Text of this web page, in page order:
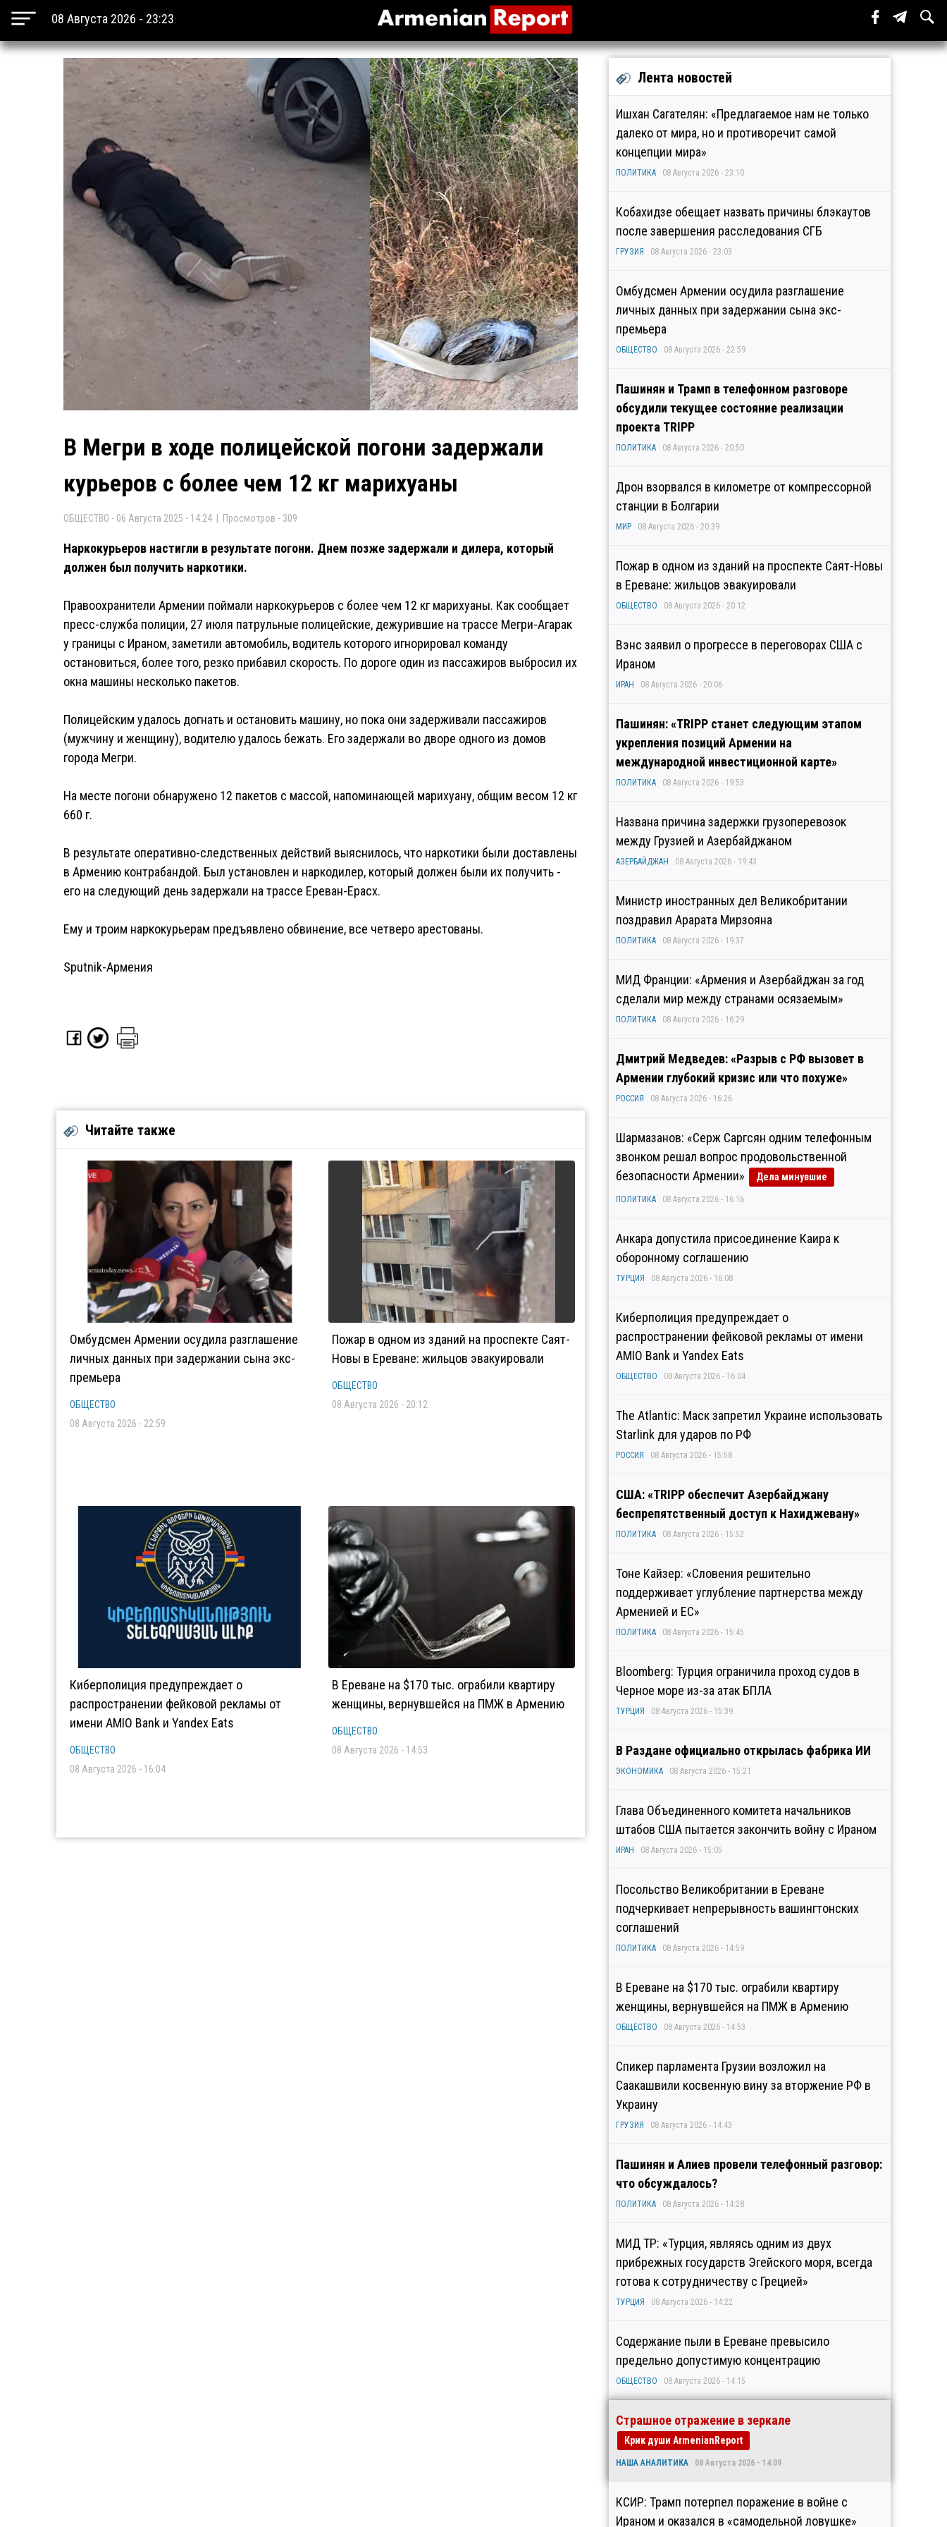
08 Августа 2026 - 23:23
В Мегри в ходе полицейской погони задержали
курьеров с более чем 12 кг марихуаны
ОБЩЕСТВО - 06 Августа 2025 - 14:24 | Просмотров - 309
Наркокурьеров настигли в результате погони. Днем позже задержали и дилера, который
должен был получить наркотики.
Правоохранители Армении поймали наркокурьеров с более чем 12 кг марихуаны. Как сообщает
пресс-служба полиции, 27 июля патрульные полицейские, дежурившие на трассе Мегри-Агарак
у границы с Ираном, заметили автомобиль, водитель которого игнорировал команду
остановиться, более того, резко прибавил скорость. По дороге один из пассажиров выбросил их
окна машины несколько пакетов.
Полицейским удалось догнать и остановить машину, но пока они задерживали пассажиров
(мужчину и женщину), водителю удалось бежать. Его задержали во дворе одного из домов
города Мегри.
На месте погони обнаружено 12 пакетов с массой, напоминающей марихуану, общим весом 12 кг
660 г.
В результате оперативно-следственных действий выяснилось, что наркотики были доставлены
в Армению контрабандой. Был установлен и наркодилер, который должен были их получить -
его на следующий день задержали на трассе Ереван-Ерасх.
Ему и троим наркокурьерам предъявлено обвинение, все четверо арестованы.
Sputnik-Армения
Читайте также
Омбудсмен Армении осудила разглашение
личных данных при задержании сына экс-
премьера
ОБЩЕСТВО
08 Августа 2026 - 22:59
Пожар в одном из зданий на проспекте Саят-
Новы в Ереване: жильцов эвакуировали
ОБЩЕСТВО
08 Августа 2026 - 20:12
Киберполиция предупреждает о
распространении фейковой рекламы от
имени AMIO Bank и Yandex Eats
ОБЩЕСТВО
08 Августа 2026 - 16:04
В Ереване на $170 тыс. ограбили квартиру
женщины, вернувшейся на ПМЖ в Армению
ОБЩЕСТВО
08 Августа 2026 - 14:53
Лента новостей
Ишхан Сагателян: «Предлагаемое нам не только
далеко от мира, но и противоречит самой
концепции мира»
ПОЛИТИКА 08 Августа 2026 - 23:10
Кобахидзе обещает назвать причины блэкаутов
после завершения расследования СГБ
ГРУЗИЯ 08 Августа 2026 - 23:03
Омбудсмен Армении осудила разглашение
личных данных при задержании сына экс-
премьера
ОБЩЕСТВО 08 Августа 2026 - 22:59
Пашинян и Трамп в телефонном разговоре
обсудили текущее состояние реализации
проекта TRIPP
ПОЛИТИКА 08 Августа 2026 - 20:50
Дрон взорвался в километре от компрессорной
станции в Болгарии
МИР 08 Августа 2026 - 20:39
Пожар в одном из зданий на проспекте Саят-Новы
в Ереване: жильцов эвакуировали
ОБЩЕСТВО 08 Августа 2026 - 20:12
Вэнс заявил о прогрессе в переговорах США с
Ираном
ИРАН 08 Августа 2026 - 20:06
Пашинян: «TRIPP станет следующим этапом
укрепления позиций Армении на
международной инвестиционной карте»
ПОЛИТИКА 08 Августа 2026 - 19:53
Названа причина задержки грузоперевозок
между Грузией и Азербайджаном
АЗЕРБАЙДЖАН 08 Августа 2026 - 19:43
Министр иностранных дел Великобритании
поздравил Арарата Мирзояна
ПОЛИТИКА 08 Августа 2026 - 19:37
МИД Франции: «Армения и Азербайджан за год
сделали мир между странами осязаемым»
ПОЛИТИКА 08 Августа 2026 - 16:29
Дмитрий Медведев: «Разрыв с РФ вызовет в
Армении глубокий кризис или что похуже»
РОССИЯ 08 Августа 2026 - 16:26
Шармазанов: «Серж Саргсян одним телефонным
звонком решал вопрос продовольственной
безопасности Армении»
Дела минувшие
ПОЛИТИКА 08 Августа 2026 - 16:16
Анкара допустила присоединение Каира к
оборонному соглашению
ТУРЦИЯ 08 Августа 2026 - 16:08
Киберполиция предупреждает о
распространении фейковой рекламы от имени
AMIO Bank и Yandex Eats
ОБЩЕСТВО 08 Августа 2026 - 16:04
The Atlantic: Маск запретил Украине использовать
Starlink для ударов по РФ
РОССИЯ 08 Августа 2026 - 15:58
США: «TRIPP обеспечит Азербайджану
беспрепятственный доступ к Нахиджевану»
ПОЛИТИКА 08 Августа 2026 - 15:52
Тоне Кайзер: «Словения решительно
поддерживает углубление партнерства между
Арменией и ЕС»
ПОЛИТИКА 08 Августа 2026 - 15:45
Bloomberg: Турция ограничила проход судов в
Черное море из-за атак БПЛА
ТУРЦИЯ 08 Августа 2026 - 15:39
В Раздане официально открылась фабрика ИИ
ЭКОНОМИКА 08 Августа 2026 - 15:21
Глава Объединенного комитета начальников
штабов США пытается закончить войну с Ираном
ИРАН 08 Августа 2026 - 15:05
Посольство Великобритании в Ереване
подчеркивает непрерывность вашингтонских
соглашений
ПОЛИТИКА 08 Августа 2026 - 14:59
В Ереване на $170 тыс. ограбили квартиру
женщины, вернувшейся на ПМЖ в Армению
ОБЩЕСТВО 08 Августа 2026 - 14:53
Спикер парламента Грузии возложил на
Саакашвили косвенную вину за вторжение РФ в
Украину
ГРУЗИЯ 08 Августа 2026 - 14:43
Пашинян и Алиев провели телефонный разговор:
что обсуждалось?
ПОЛИТИКА 08 Августа 2026 - 14:28
МИД ТР: «Турция, являясь одним из двух
прибрежных государств Эгейского моря, всегда
готова к сотрудничеству с Грецией»
ТУРЦИЯ 08 Августа 2026 - 14:22
Содержание пыли в Ереване превысило
предельно допустимую концентрацию
ОБЩЕСТВО 08 Августа 2026 - 14:15
Страшное отражение в зеркале
Крик души ArmenianReport
НАША АНАЛИТИКА 08 Августа 2026 - 14:09
КСИР: Трамп потерпел поражение в войне с
Ираном и оказался в «самодельной ловушке»